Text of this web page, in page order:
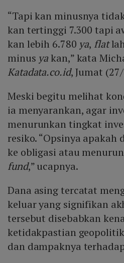
“Tapi kan minusnya
kan tertinggi 7.300 tapi
kan lebih 6.780 ya, flat
minus yakan,” kata
Katadata.co.id, Jumat
Meski begitu melihat
ia menyarankan, agar
menurunkan tingkat
resiko. “Opsinya
ke obligasi atau
fund,” ucapnya.
Dana asing tercatat
keluar yang signifikan
tersebut disebabkan
ketidakpastian
dan dampaknya